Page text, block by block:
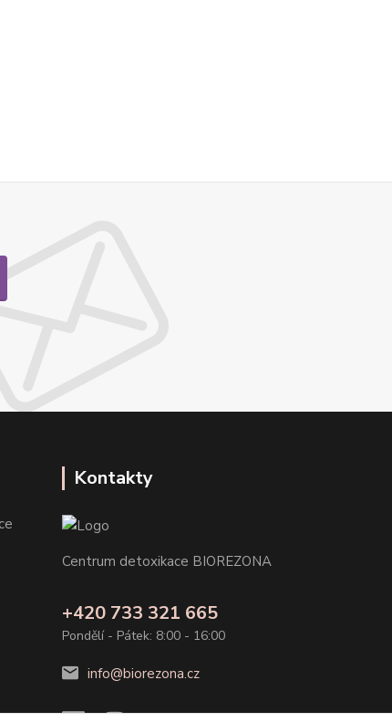
Kontakty
Centrum detoxikace BIOREZONA
+420 733 321 665
Pondělí - Pátek: 8:00 - 16:00
info@biorezona.cz